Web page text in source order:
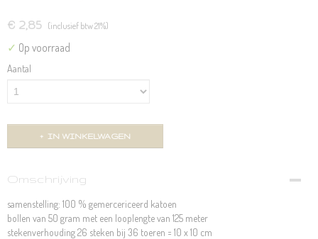
€ 2,85 (inclusief btw 21%)
✓ Op voorraad
Aantal
IN WINKELWAGEN
Omschrijving
samenstelling: 100 % gemercericeerd katoen
bollen van 50 gram met een looplengte van 125 meter
stekenverhouding 26 steken bij 36 toeren = 10 x 10 cm